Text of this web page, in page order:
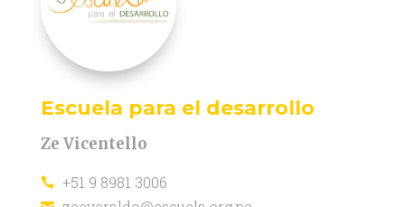
Escuela para el desarrollo
Ze Vicentello
 +51 9 8981 3006